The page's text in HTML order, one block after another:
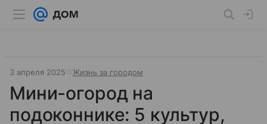
3 апреля 2025 Жизнь за городом
Мини-огород на
подоконнике: 5 культур,